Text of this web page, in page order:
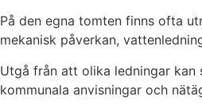
På den egna tomten finns ofta
mekanisk påverkan,
Utgå från att olika ledningar kan
kommunala anvisningar och